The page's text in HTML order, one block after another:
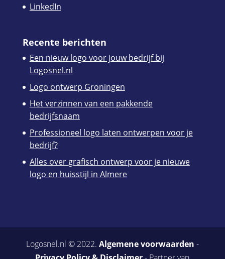
LinkedIn
Recente berichten
Een nieuw logo voor jouw bedrijf bij
Logosnel.nl
Logo ontwerp Groningen
Het verzinnen van een pakkende
bedrijfsnaam
Professioneel logo laten ontwerpen voor je
bedrijf?
Alles over grafisch ontwerp voor je nieuwe
logo en huisstijl in Almere
Logosnel.nl © 2022. Algemene voorwaarden -